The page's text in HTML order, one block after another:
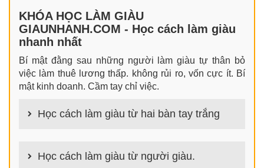
KHÓA HỌC LÀM GIÀU
GIAUNHANH.COM - Học cách làm giàu
nhanh nhất
Bí mật đằng sau những người làm giàu tự thân bỏ
việc làm thuê lương thấp. không rủi ro, vốn cực ít. Bí
mật kinh doanh. Cầm tay chỉ việc.
Học cách làm giàu từ hai bàn tay trắng
nhưng hiệu quả bất ngờ. Bạn có thể thành công ngay
cả khi không có gì trong tay.
Học cách làm giàu từ người giàu.